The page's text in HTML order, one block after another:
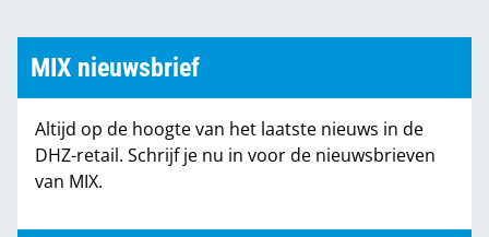
Marktcijfers
Partners
MIX nieuwsbrief
Altijd op de hoogte van het laatste nieuws in de
DHZ-retail. Schrijf je nu in voor de nieuwsbrieven
van MIX.